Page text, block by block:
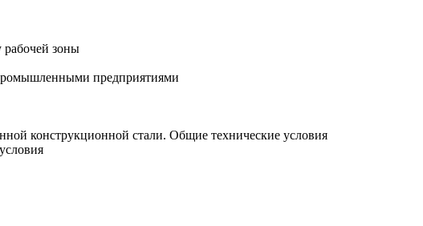
рабочей зоны
предприятиями
конструкционной стали. Общие технические условия